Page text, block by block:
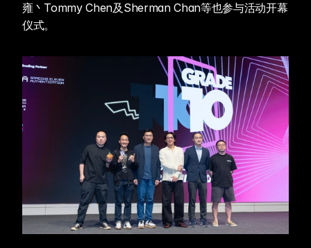
雍丶Tommy Chen及Sherman Chan等也参与活动开幕
仪式。